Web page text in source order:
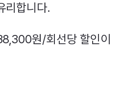
리합니다.
원/회선당 할인이